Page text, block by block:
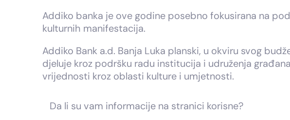
Addiko banka je ove godine posebno fokusirana na
kulturnih manifestacija.
Addiko Bank a.d. Banja Luka planski, u okviru svog
djeluje kroz podršku radu institucija i udruženja
vrijednosti kroz oblasti kulture i umjetnosti.
Da li su vam informacije na stranici korisne?